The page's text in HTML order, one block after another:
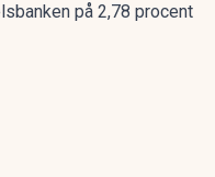
på 2,78 procent